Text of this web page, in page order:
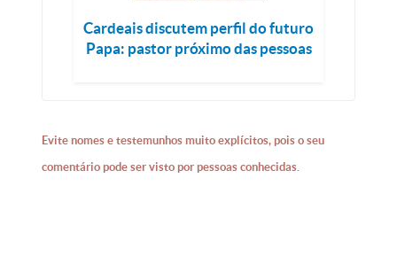
Cardeais discutem perfil do futuro
Papa: pastor próximo das pessoas
Evite nomes e testemunhos muito explícitos, pois o seu
comentário pode ser visto por pessoas conhecidas.